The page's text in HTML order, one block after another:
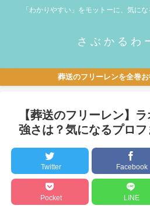
「わかりやすい」をモットーに、気に
さぶかるわ
葬送のフリーレンを全巻
【葬送のフリーレン】
強さは？気になるプロフ
Twitter Facebook
Pocket LINE